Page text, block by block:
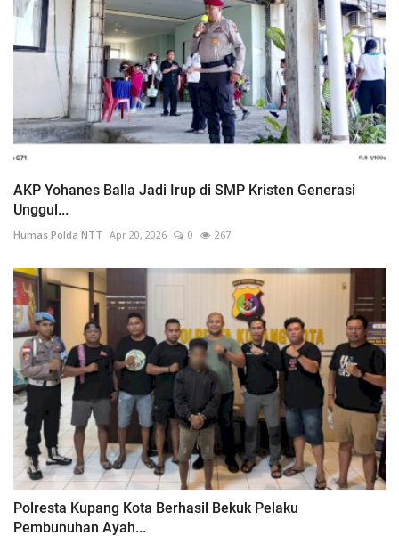
AKP Yohanes Balla Jadi Irup di SMP Kristen Generasi
Unggul...
Humas Polda NTT Apr 20, 2026 0 267
Polresta Kupang Kota Berhasil Bekuk Pelaku
Pembunuhan Ayah...